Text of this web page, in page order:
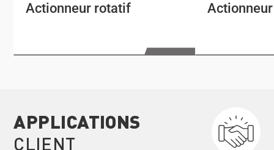
Actionneur rotatif
APPLICATIONS
CLIENT